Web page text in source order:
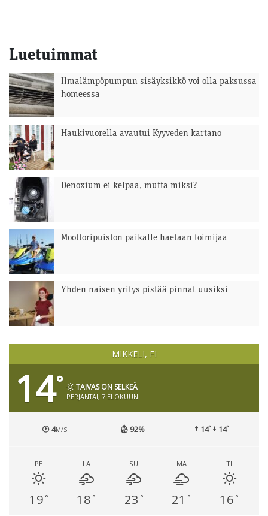
Luetuimmat
Ilmalämpöpumpun sisäyksikkö voi olla paksussa
homeessa
Haukivuorella avautui Kyyveden kartano
Denoxium ei kelpaa, mutta miksi?
Moottoripuiston paikalle haetaan toimijaa
Yhden naisen yritys pistää pinnat uusiksi
MIKKELI, FI
14° TAIVAS ON SELKEÄ
PERJANTAI, 7 ELOKUUN
4M/S 92% 14° 14°
PE
19 °
LA
18 °
SU
23 °
MA
21 °
TI
16 °